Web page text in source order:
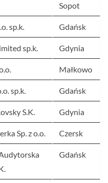
Sopot
sp.k. Gdańsk
sp.k. Gdynia
Małkowo
sp.k. Gdańsk
S.K. Gdynia
Sp. z o.o. Czersk
Gdańsk